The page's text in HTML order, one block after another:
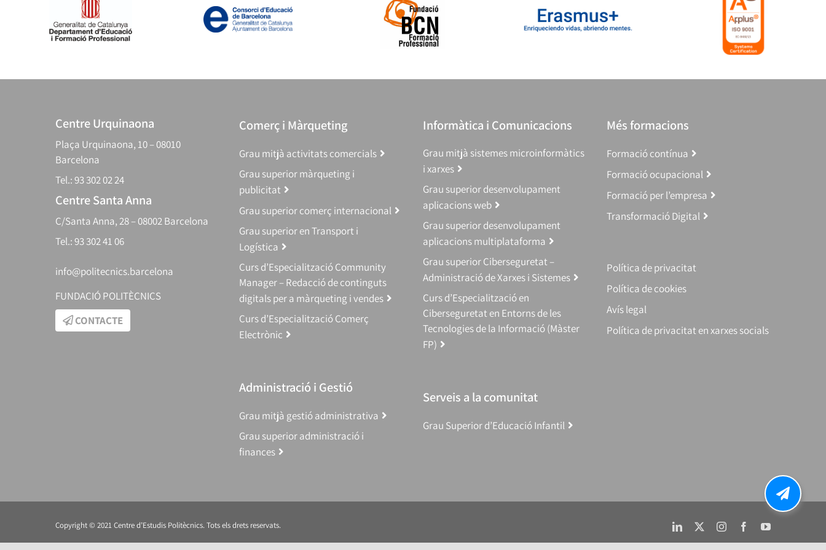
Centre Urquinaona
Plaça Urquinaona, 10 – 08010
Barcelona
Tel.: 93 302 02 24
Centre Santa Anna
C/Santa Anna, 28 – 08002 Barcelona
Tel.: 93 302 41 06
info@politecnics.barcelona
FUNDACIÓ POLITÈCNICS
CONTACTE
Comerç i Màrqueting
Grau mitjà activitats comercials
Grau superior màrqueting i
publicitat
Grau superior comerç internacional
Grau superior en Transport i
Logística
Curs d’Especialització Community
Manager – Redacció de continguts
digitals per a màrqueting i vendes
Curs d’Especialització Comerç
Electrònic
Administració i Gestió
Grau mitjà gestió administrativa
Grau superior administració i
finances
Informàtica i Comunicacions
Grau mitjà sistemes microinformàtics
i xarxes
Grau superior desenvolupament
aplicacions web
Grau superior desenvolupament
aplicacions multiplataforma
Grau superior Ciberseguretat –
Administració de Xarxes i Sistemes
Curs d’Especialització en
Ciberseguretat en Entorns de les
Tecnologies de la Informació (Màster
FP)
Serveis a la comunitat
Grau Superior d’Educació Infantil
Més formacions
Formació contínua
Formació ocupacional
Formació per l’empresa
Transformació Digital
Política de privacitat
Política de cookies
Avís legal
Política de privacitat en xarxes socials
Copyright © 2021 Centre d’Estudis Politècnics. Tots els drets reservats. LinkedIn InstagramFacebookYouTube